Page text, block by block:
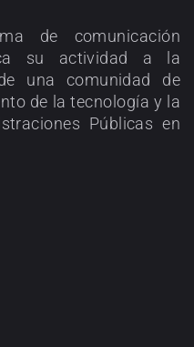
de comunicación
su actividad a la
una comunidad de
de la tecnología y la
Públicas en